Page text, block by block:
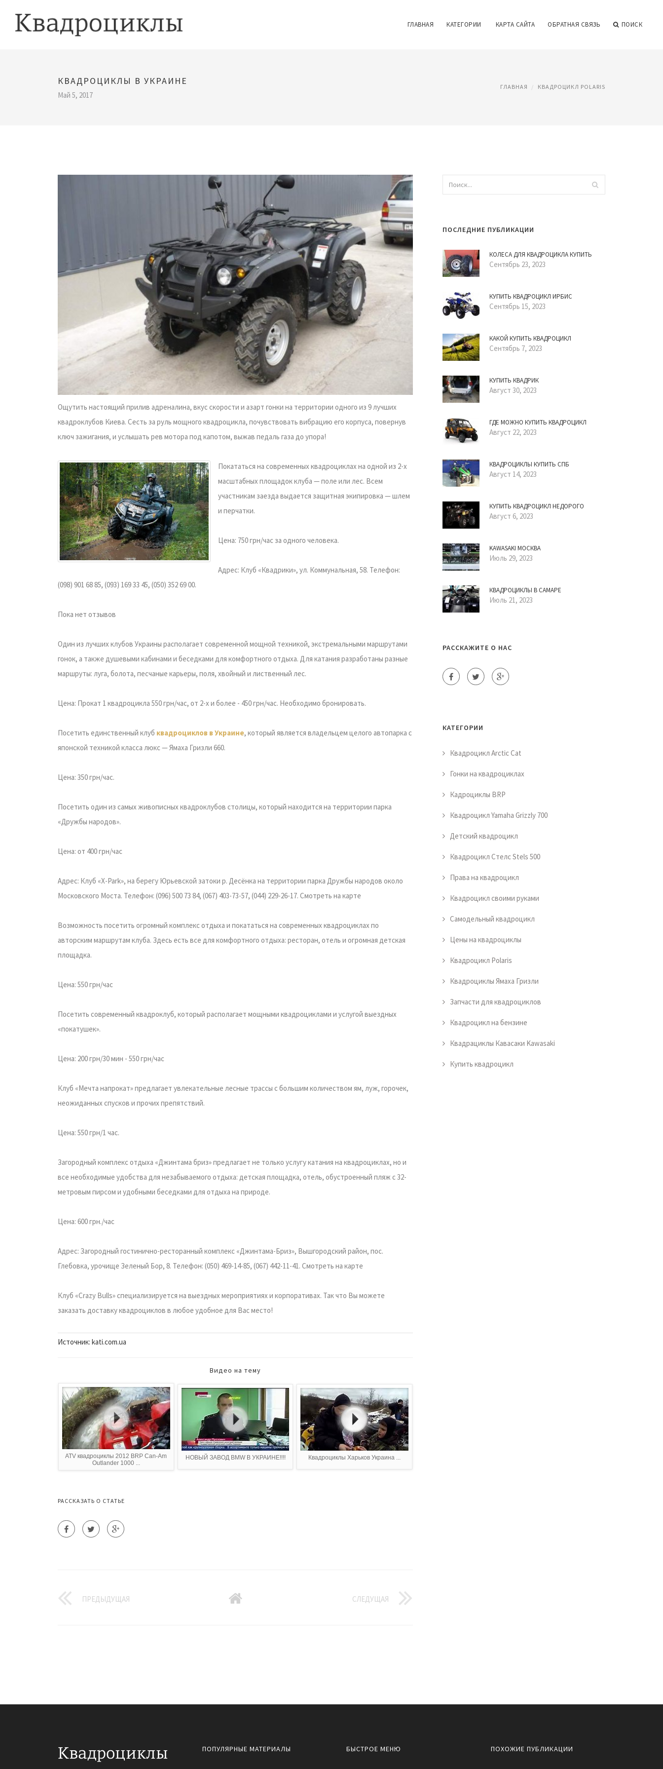
ГЛАВНАЯ КАТЕГОРИИ КАРТА САЙТА ОБРАТНАЯ СВЯЗЬ ПОИСК
КВАДРОЦИКЛЫ В УКРАИНЕ
Май 5, 2017
ГЛАВНАЯ КВАДРОЦИКЛ POLARIS
Ощутить настоящий прилив адреналина, вкус скорости и азарт гонки на территории одного из 9 лучших
квадроклубов Киева. Сесть за руль мощного квадроцикла, почувствовать вибрацию его корпуса, повернув
ключ зажигания, и услышать рев мотора под капотом, выжав педаль газа до упора!
Покататься на современных квадроциклах на одной из 2-х
масштабных площадок клуба — поле или лес. Всем
участникам заезда выдается защитная экипировка — шлем
и перчатки.
Цена: 750 грн/час за одного человека.
Адрес: Клуб «Квадрики», ул. Коммунальная, 58. Телефон:
(098) 901 68 85, (093) 169 33 45, (050) 352 69 00.
Пока нет отзывов
Один из лучших клубов Украины располагает современной мощной техникой, экстремальными маршрутами
гонок, а также душевыми кабинами и беседками для комфортного отдыха. Для катания разработаны разные
маршруты: луга, болота, песчаные карьеры, поля, хвойный и лиственный лес.
Цена: Прокат 1 квадроцикла 550 грн/час, от 2-х и более - 450 грн/час. Необходимо бронировать.
Посетить единственный клуб квадроциклов в Украине, который является владельцем целого автопарка с
японской техникой класса люкс — Ямаха Гризли 660.
Цена: 350 грн/час.
Посетить один из самых живописных квадроклубов столицы, который находится на территории парка
«Дружбы народов».
Цена: от 400 грн/час
Адрес: Клуб «X-Park», на берегу Юрьевской затоки р. Десёнка на территории парка Дружбы народов около
Московского Моста. Телефон: (096) 500 73 84, (067) 403-73-57, (044) 229-26-17. Смотреть на карте
Возможность посетить огромный комплекс отдыха и покататься на современных квадроциклах по
авторским маршрутам клуба. Здесь есть все для комфортного отдыха: ресторан, отель и огромная детская
площадка.
Цена: 550 грн/час
Посетить современный квадроклуб, который располагает мощными квадроциклами и услугой выездных
«покатушек».
Цена: 200 грн/30 мин - 550 грн/час
Клуб «Мечта напрокат» предлагает увлекательные лесные трассы с большим количеством ям, луж, горочек,
неожиданных спусков и прочих препятствий.
Цена: 550 грн/1 час.
Загородный комплекс отдыха «Джинтама бриз» предлагает не только услугу катания на квадроциклах, но и
все необходимые удобства для незабываемого отдыха: детская площадка, отель, обустроенный пляж с 32-
метровым пирсом и удобными беседками для отдыха на природе.
Цена: 600 грн./час
Адрес: Загородный гостинично-ресторанный комплекс «Джинтама-Бриз», Вышгородский район, пос.
Глебовка, урочище Зеленый Бор, 8. Телефон: (050) 469-14-85, (067) 442-11-41. Смотреть на карте
Клуб «Crazy Bulls» специализируется на выездных мероприятиях и корпоративах. Так что Вы можете
заказать доставку квадроциклов в любое удобное для Вас место!
Источник: kati.com.ua
Видео на тему
ATV квадроциклы 2012 BRP Can-Am
Outlander 1000 ...
НОВЫЙ ЗАВОД BMW В УКРАИНЕ!!!! Квадроциклы Харьков Украина ...
РАССКАЗАТЬ О СТАТЬЕ
ПРЕДЫДУЩАЯ СЛЕДУЩАЯ
ПОСЛЕДНИЕ ПУБЛИКАЦИИ
КОЛЕСА ДЛЯ КВАДРОЦИКЛА КУПИТЬ
Сентябрь 23, 2023
КУПИТЬ КВАДРОЦИКЛ ИРБИС
Сентябрь 15, 2023
КАКОЙ КУПИТЬ КВАДРОЦИКЛ
Сентябрь 7, 2023
КУПИТЬ КВАДРИК
Август 30, 2023
ГДЕ МОЖНО КУПИТЬ КВАДРОЦИКЛ
Август 22, 2023
КВАДРОЦИКЛЫ КУПИТЬ СПБ
Август 14, 2023
КУПИТЬ КВАДРОЦИКЛ НЕДОРОГО
Август 6, 2023
KAWASAKI МОСКВА
Июль 29, 2023
КВАДРОЦИКЛЫ В САМАРЕ
Июль 21, 2023
РАССКАЖИТЕ О НАС
КАТЕГОРИИ
Квадроцикл Arctic Cat
Гонки на квадроциклах
Кадроциклы BRP
Квадроцикл Yamaha Grizzly 700
Детский квадроцикл
Квадроцикл Стелс Stels 500
Права на квадроцикл
Квадроцикл своими руками
Самодельный квадроцикл
Цены на квадроциклы
Квадроцикл Polaris
Квадроциклы Ямаха Гризли
Запчасти для квадроциклов
Квадроцикл на бензине
Квадрациклы Кавасаки Kawasaki
Купить квадроцикл
ПОПУЛЯРНЫЕ МАТЕРИАЛЫ БЫСТРОЕ МЕНЮ ПОХОЖИЕ ПУБЛИКАЦИИ